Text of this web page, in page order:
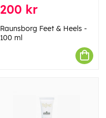
200 kr
Raunsborg Feet & Heels -
100 ml